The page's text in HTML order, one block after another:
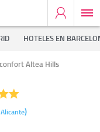
HOTELES EN
Altea Hills
Alicante)